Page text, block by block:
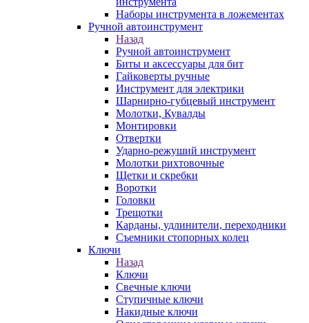
Наборы инструмента в ложементах
Ручной автоинструмент
Назад
Ручной автоинструмент
Биты и аксессуары для бит
Гайковерты ручные
Инструмент для электрики
Шарнирно-губцевый инструмент
Молотки, Кувалды
Монтировки
Отвертки
Ударно-режуший инструмент
Молотки рихтовочные
Щетки и скребки
Воротки
Головки
Трещотки
Карданы, удлинители, переходники
Съемники стопорных колец
Ключи
Назад
Ключи
Свечные ключи
Ступичные ключи
Накидные ключи